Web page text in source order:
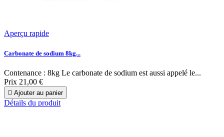
Aperçu rapide
Carbonate de sodium 8kg...
Contenance : 8kg Le carbonate de sodium est aussi appelé le...
Prix 21,00 €
 Ajouter au panier
Détails du produit